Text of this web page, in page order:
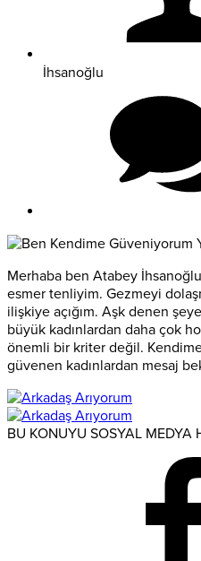
İhsanoğlu
Merhaba ben Atabey
esmer tenliyim. Gezmeyi
ilişkiye açığım. Aşk denen
büyük kadınlardan daha çok
önemli bir kriter değil.
güvenen kadınlardan mesaj
BU KONUYU SOSYAL MEDYA